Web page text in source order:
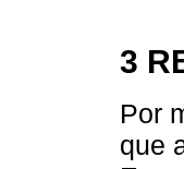
3
Por
que